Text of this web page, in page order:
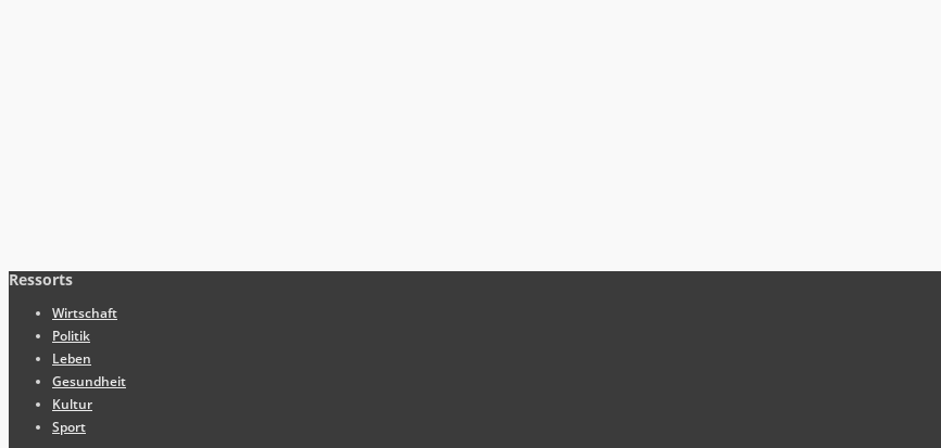
Ressorts
Wirtschaft
Politik
Leben
Gesundheit
Kultur
Sport